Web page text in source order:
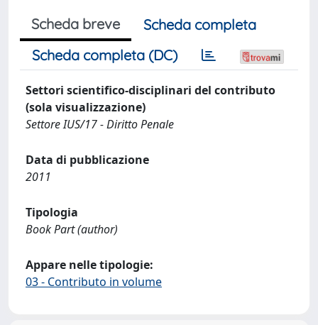
Scheda breve
Scheda completa
Scheda completa (DC)
Settori scientifico-disciplinari del contributo
(sola visualizzazione)
Settore IUS/17 - Diritto Penale
Data di pubblicazione
2011
Tipologia
Book Part (author)
Appare nelle tipologie:
03 - Contributo in volume